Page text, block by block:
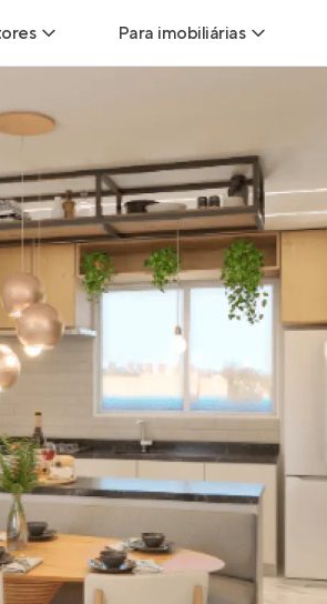
Corretores
imobiliárias
Corretores
imóveis
Para imobiliárias
Hub de imobiliárias
Anunciar imóveis